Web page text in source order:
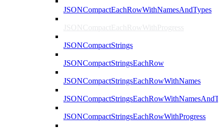
JSONCompactEachRowWithNamesAndTypes
JSONCompactEachRowWithProgress
JSONCompactStrings
JSONCompactStringsEachRow
JSONCompactStringsEachRowWithNames
JSONCompactStringsEachRowWithProgress